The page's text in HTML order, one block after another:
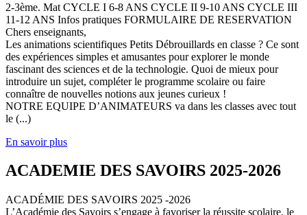
2-3ème. Mat CYCLE I 6-8 ANS CYCLE II 9-10 ANS CYCLE III
11-12 ANS Infos pratiques FORMULAIRE DE RESERVATION
Chers enseignants,
Les animations scientifiques Petits Débrouillards en classe ? Ce sont
des expériences simples et amusantes pour explorer le monde
fascinant des sciences et de la technologie. Quoi de mieux pour
introduire un sujet, compléter le programme scolaire ou faire
connaître de nouvelles notions aux jeunes curieux !
NOTRE EQUIPE D’ANIMATEURS va dans les classes avec tout
le (...)
En savoir plus
ACADEMIE DES SAVOIRS 2025-2026
ACADÉMIE DES SAVOIRS 2025 -2026
L’Académie des Savoirs s’engage à favoriser la réussite scolaire, le